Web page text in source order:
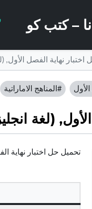
اختبار نهاية الفصل الأول,
#المناهج الاماراتية
(لغة
تحميل حل اختبار نهاية